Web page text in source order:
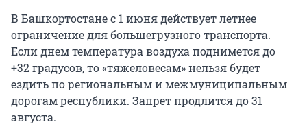
В Башкортостане с 1 июня действует летнее
ограничение для большегрузного транспорта.
Если днем температура воздуха поднимется до
+32 градусов, то «тяжеловесам» нельзя будет
ездить по региональным и межмуниципальным
дорогам республики. Запрет продлится до 31
августа.